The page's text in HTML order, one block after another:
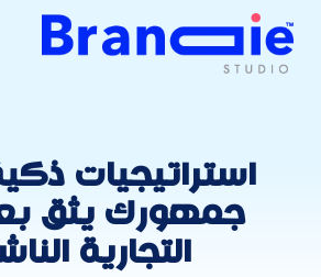
استراتيجيات
جمهورك يثق
التجارية